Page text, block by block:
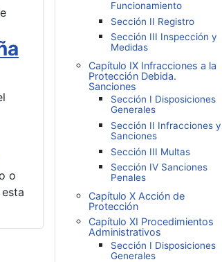
o
Funcionamiento
Sección II Registro
Sección III Inspección y
Medidas
Capítulo IX Infracciones a la
Protección Debida.
Sanciones
Sección I Disposiciones
Generales
Sección II Infracciones y
Sanciones
Sección III Multas
Sección IV Sanciones
Penales
Capítulo X Acción de
Protección
Capítulo XI Procedimientos
Administrativos
Sección I Disposiciones
Generales